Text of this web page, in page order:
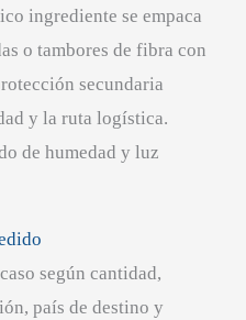
ingrediente se empaca
o tambores de fibra con
secundaria
y la ruta logística.
de humedad y luz
según cantidad,
país de destino y